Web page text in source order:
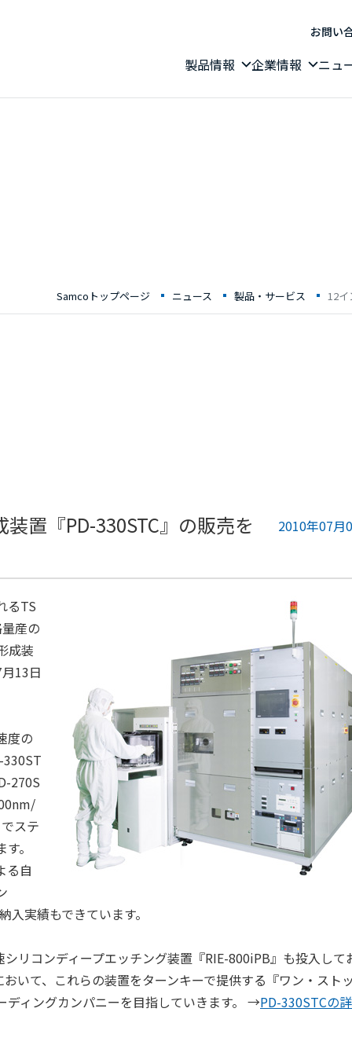
お問い
製品情報 企業情報 ニュ
Samcoトップページ ニュース 製品・サービス 12イ
2010年07月
置『PD-330STC』の販売を
るTS
産の
成装
13日
度の
270S
ステ
。
る自
実績もできています。
リコンディープエッチング装置『RIE-800iPB』も投入して
いて、これらの装置をターンキーで提供する『ワン・ストッ
ディングカンパニーを目指していきます。 →PD-330STCの